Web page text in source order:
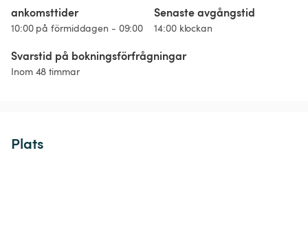
ankomsttider
10:00 på förmiddagen - 09:00
Senaste avgångstid
14:00 klockan
Svarstid på bokningsförfrågningar
Inom 48 timmar
Plats